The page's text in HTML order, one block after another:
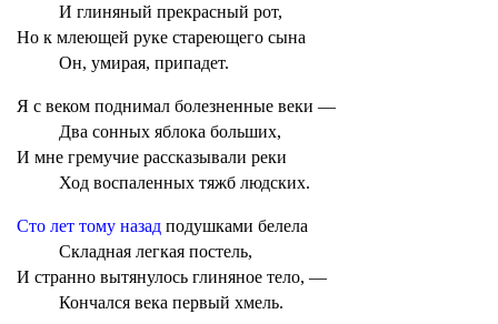
И глиняный прекрасный рот,
Но к млеющей руке стареющего сына
Он, умирая, припадет.
Я с веком поднимал болезненные веки —
Два сонных яблока больших,
И мне гремучие рассказывали реки
Ход воспаленных тяжб людских.
Сто лет тому назад подушками белела
Складная легкая постель,
И странно вытянулось глиняное тело, —
Кончался века первый хмель.